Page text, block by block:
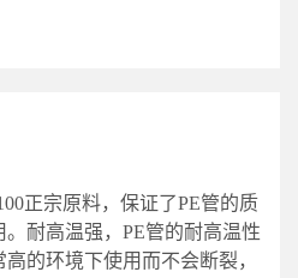
正宗原料，保证了PE管的质
耐高温强，PE管的耐高温性
的环境下使用而不会断裂，